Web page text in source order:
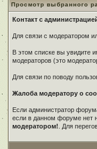
Просмотр выбранного
Контакт с
Для связи с модератором
В этом списке вы увидите
модераторов (это
Для связи по поводу
Жалоба модератору о
Если администратор
если в данном форуме нет
модератором!
. Для